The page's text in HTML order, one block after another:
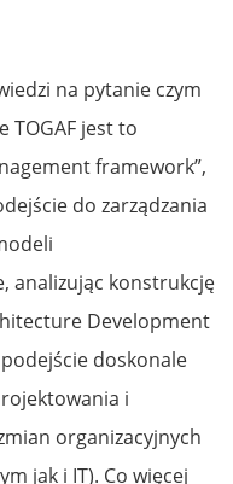
na pytanie czym
TOGAF jest to
framework”,
do zarządzania
analizując konstrukcję
Development
doskonale
i
organizacyjnych
jak i IT). Co więcej